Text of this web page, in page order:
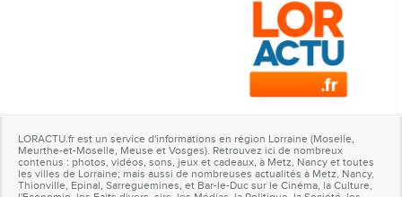
LORACTU.fr est un service d'informations en région Lorraine (Moselle,
Meurthe-et-Moselle, Meuse et Vosges). Retrouvez ici de nombreux
contenus : photos, vidéos, sons, jeux et cadeaux, à Metz, Nancy et toutes
les villes de Lorraine; mais aussi de nombreuses actualités à Metz, Nancy,
Thionville, Epinal, Sarreguemines, et Bar-le-Duc sur le Cinéma, la Culture,